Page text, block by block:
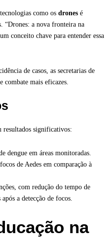
como os drones é
“Drones: a nova fronteira na
conceito chave para entender essa
de casos, as secretarias de
combate mais eficazes.
resultados significativos:
dengue em áreas monitoradas.
de Aedes em comparação à
com redução do tempo de
a detecção de focos.
na